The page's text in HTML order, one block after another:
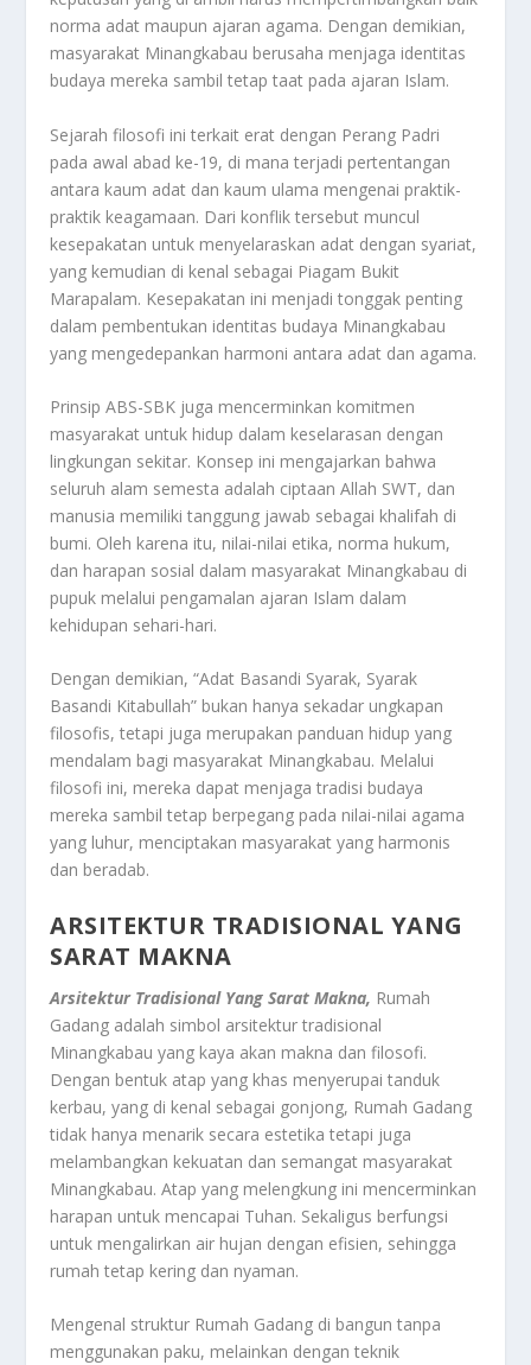
norma adat maupun ajaran agama. Dengan demikian,
masyarakat Minangkabau berusaha menjaga identitas
budaya mereka sambil tetap taat pada ajaran Islam.
Sejarah filosofi ini terkait erat dengan Perang Padri
pada awal abad ke-19, di mana terjadi pertentangan
antara kaum adat dan kaum ulama mengenai praktik-
praktik keagamaan. Dari konflik tersebut muncul
kesepakatan untuk menyelaraskan adat dengan syariat,
yang kemudian di kenal sebagai Piagam Bukit
Marapalam. Kesepakatan ini menjadi tonggak penting
dalam pembentukan identitas budaya Minangkabau
yang mengedepankan harmoni antara adat dan agama.
Prinsip ABS-SBK juga mencerminkan komitmen
masyarakat untuk hidup dalam keselarasan dengan
lingkungan sekitar. Konsep ini mengajarkan bahwa
seluruh alam semesta adalah ciptaan Allah SWT, dan
manusia memiliki tanggung jawab sebagai khalifah di
bumi. Oleh karena itu, nilai-nilai etika, norma hukum,
dan harapan sosial dalam masyarakat Minangkabau di
pupuk melalui pengamalan ajaran Islam dalam
kehidupan sehari-hari.
Dengan demikian, “Adat Basandi Syarak, Syarak
Basandi Kitabullah” bukan hanya sekadar ungkapan
filosofis, tetapi juga merupakan panduan hidup yang
mendalam bagi masyarakat Minangkabau. Melalui
filosofi ini, mereka dapat menjaga tradisi budaya
mereka sambil tetap berpegang pada nilai-nilai agama
yang luhur, menciptakan masyarakat yang harmonis
dan beradab.
ARSITEKTUR TRADISIONAL YANG
SARAT MAKNA
Arsitektur Tradisional Yang Sarat Makna, Rumah
Gadang adalah simbol arsitektur tradisional
Minangkabau yang kaya akan makna dan filosofi.
Dengan bentuk atap yang khas menyerupai tanduk
kerbau, yang di kenal sebagai gonjong, Rumah Gadang
tidak hanya menarik secara estetika tetapi juga
melambangkan kekuatan dan semangat masyarakat
Minangkabau. Atap yang melengkung ini mencerminkan
harapan untuk mencapai Tuhan. Sekaligus berfungsi
untuk mengalirkan air hujan dengan efisien, sehingga
rumah tetap kering dan nyaman.
Mengenal struktur Rumah Gadang di bangun tanpa
menggunakan paku, melainkan dengan teknik